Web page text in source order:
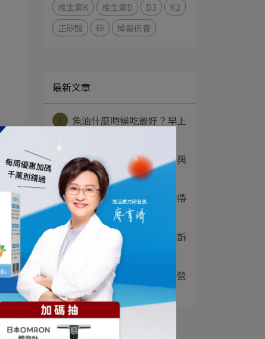
維生素K
維生素D D3
K2
正矽酸
矽 掉髮保養
最新文章
魚油什麼時候吃最好？早上
薑黃是什麼？功效、吃法與
薑黃素差別一次看⋯
3 苦瓜胜肽的功效有哪些？帶
你一次了解副作用⋯
益生菌是什麼？營養師告訴
你功效、菌種與正⋯
5
瑞士乳桿菌功效有哪些？營
養師解析 LA2⋯